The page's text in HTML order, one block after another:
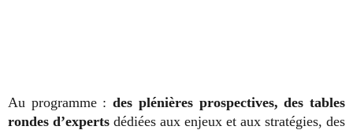
Au programme :des plénières prospectives, des tables
rondes d’experts dédiées aux enjeux et aux stratégies, des